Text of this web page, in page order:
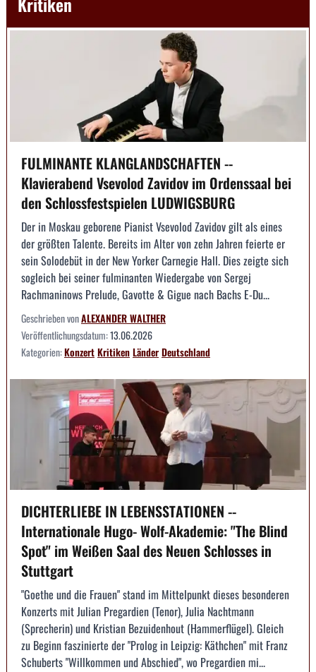
FULMINANTE KLANGLANDSCHAFTEN --
Klavierabend Vsevolod Zavidov im Ordenssaal bei
den Schlossfestspielen LUDWIGSBURG
Der in Moskau geborene Pianist Vsevolod Zavidov gilt als eines
der größten Talente. Bereits im Alter von zehn Jahren feierte er
sein Solodebüt in der New Yorker Carnegie Hall. Dies zeigte sich
sogleich bei seiner fulminanten Wiedergabe von Sergej
Rachmaninows Prelude, Gavotte & Gigue nach Bachs E-Du...
Geschrieben vonALEXANDER WALTHER
Veröffentlichungsdatum:13.06.2026
Kategorien:KonzertKritikenLänderDeutschland
DICHTERLIEBE IN LEBENSSTATIONEN --
Internationale Hugo- Wolf-Akademie: "The Blind
Spot" im Weißen Saal des Neuen Schlosses in
Stuttgart
"Goethe und die Frauen" stand im Mittelpunkt dieses besonderen
Konzerts mit Julian Pregardien (Tenor), Julia Nachtmann
(Sprecherin) und Kristian Bezuidenhout (Hammerflügel). Gleich
zu Beginn faszinierte der "Prolog in Leipzig: Käthchen" mit Franz
Schuberts "Willkommen und Abschied", wo Pregardien mi...